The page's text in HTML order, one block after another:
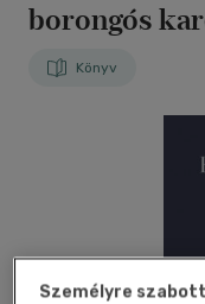
borongós
Könyv
Személyre